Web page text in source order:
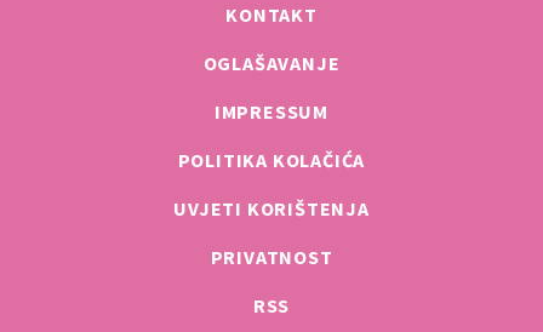
KONTAKT
OGLAŠAVANJE
IMPRESSUM
POLITIKA KOLAČIĆA
UVJETI KORIŠTENJA
PRIVATNOST
RSS